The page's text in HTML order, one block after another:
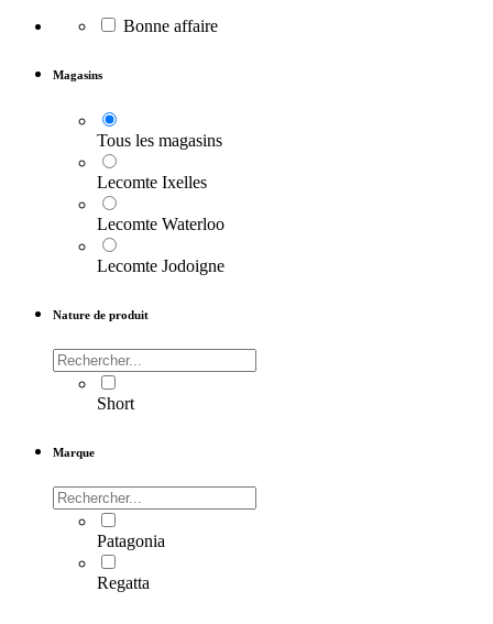
Bonne affaire
Magasins
Tous les magasins
Lecomte Ixelles
Lecomte Waterloo
Lecomte Jodoigne
Nature de produit
Short
Marque
Patagonia
Regatta